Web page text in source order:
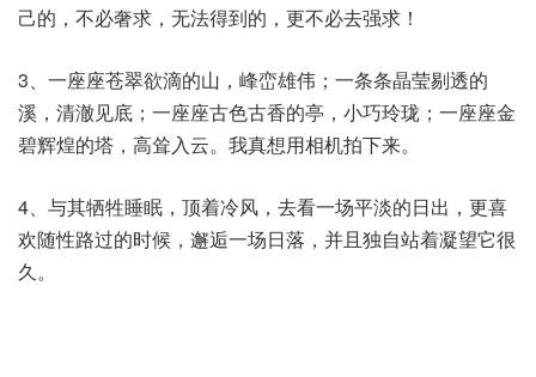
己的，不必奢求，无法得到的，更不必去强求！
3、一座座苍翠欲滴的山，峰峦雄伟；一条条晶莹剔透的
溪，清澈见底；一座座古色古香的亭，小巧玲珑；一座座金
碧辉煌的塔，高耸入云。我真想用相机拍下来。
4、与其牺牲睡眠，顶着冷风，去看一场平淡的日出，更喜
欢随性路过的时候，邂逅一场日落，并且独自站着凝望它很
久。